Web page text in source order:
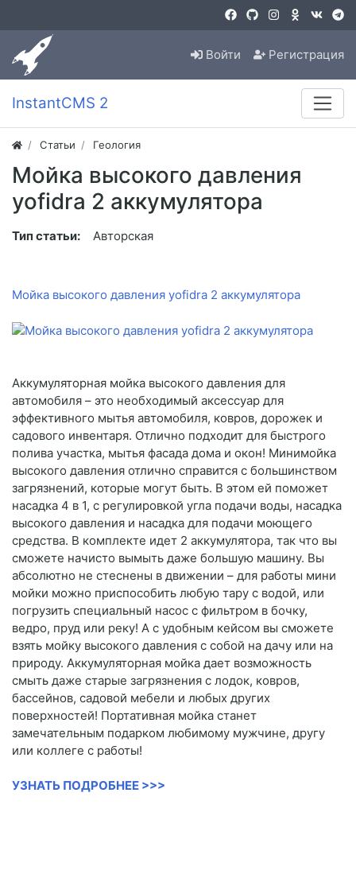
Войти Регистрация
InstantCMS 2
Статьи Геология
Мойка высокого давления
yofidra 2 аккумулятора
Тип статьи: Авторская
Мойка высокого давления yofidra 2 аккумулятора
Аккумуляторная мойка высокого давления для
автомобиля – это необходимый аксессуар для
эффективного мытья автомобиля, ковров, дорожек и
садового инвентаря. Отлично подходит для быстрого
полива участка, мытья фасада дома и окон! Минимойка
высокого давления отлично справится с большинством
загрязнений, которые могут быть. В этом ей поможет
насадка 4 в 1, с регулировкой угла подачи воды, насадка
высокого давления и насадка для подачи моющего
средства. В комплекте идет 2 аккумулятора, так что вы
сможете начисто вымыть даже большую машину. Вы
абсолютно не стеснены в движении – для работы мини
мойки можно приспособить любую тару с водой, или
погрузить специальный насос с фильтром в бочку,
ведро, пруд или реку! А с удобным кейсом вы сможете
взять мойку высокого давления с собой на дачу или на
природу. Аккумуляторная мойка дает возможность
смыть даже старые загрязнения с лодок, ковров,
бассейнов, садовой мебели и любых других
поверхностей! Портативная мойка станет
замечательным подарком любимому мужчине, другу
или коллеге с работы!
УЗНАТЬ ПОДРОБНЕЕ >>>